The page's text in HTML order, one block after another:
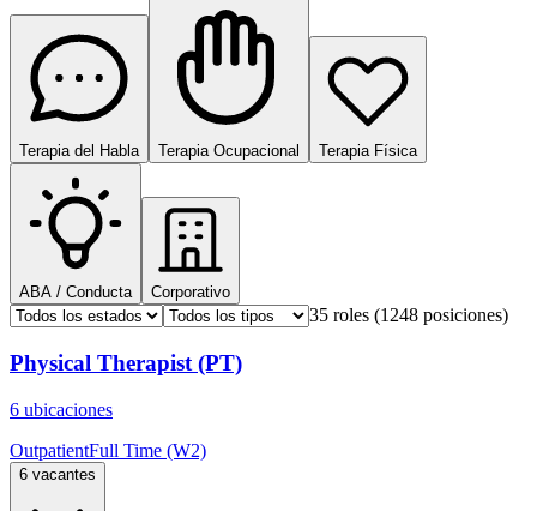
Terapia del Habla Terapia Ocupacional Terapia Física
ABA / Conducta Corporativo
35 roles (1248 posiciones)
Physical Therapist (PT)
6 ubicaciones
OutpatientFull Time (W2)
6 vacantes